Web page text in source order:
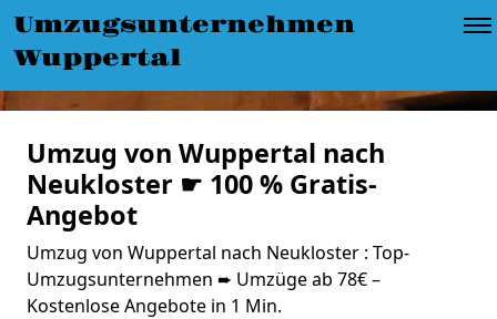
Umzugsunternehmen
Wuppertal
Umzug von Wuppertal nach
Neukloster ☛ 100 % Gratis-
Angebot
Umzug von Wuppertal nach Neukloster : Top-
Umzugsunternehmen ➨ Umzüge ab 78€ –
Kostenlose Angebote in 1 Min.